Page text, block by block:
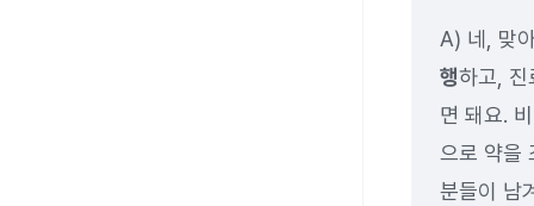
A) 네, 맞
행하고, 진
면 돼요.
으로 약을
분들이 남